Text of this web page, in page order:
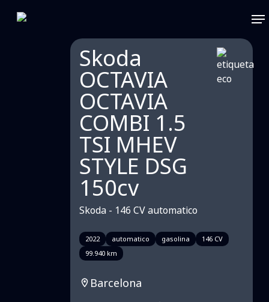
Skoda
OCTAVIA
OCTAVIA
COMBI 1.5
TSI MHEV
STYLE DSG
150cv
Skoda - 146 CV automatico
2022 automatico gasolina
146 CV
99.940 km
Barcelona